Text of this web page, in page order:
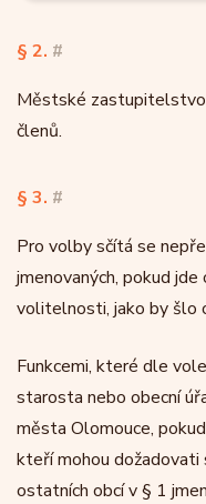
§ 2. #
Městské
členů.
§ 3. #
Pro volby sčítá se
jmenovaných, pokud
volitelnosti, jako by šlo
Funkcemi, které dle
starosta nebo obecní
města Olomouce,
kteří mohou dožadovati
ostatních obcí v § 1